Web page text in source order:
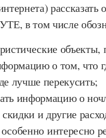
рассказать
в том числе
объекты,
о том, что
лучше перекусить;
информацию о
и другие
интересно